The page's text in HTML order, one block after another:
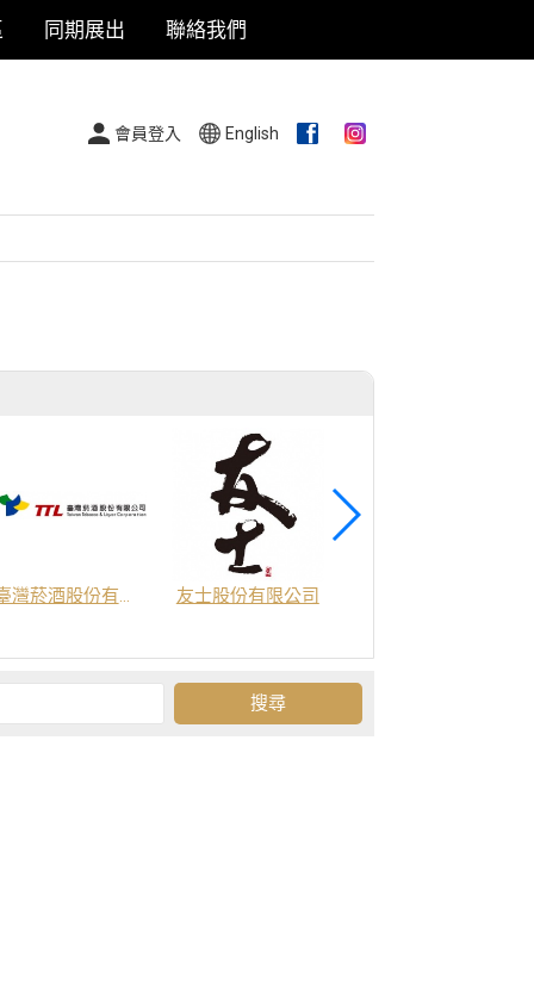
同期展出 聯絡我們
會員登入 English
臺灣菸酒股份有限公司 友士股份有限公司